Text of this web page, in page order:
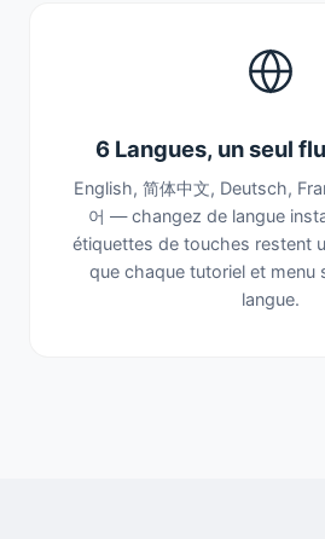
6 Langues, un seul
English, 简体中文, Deutsch,
어 — changez de langue
étiquettes de touches restent
que chaque tutoriel et menu
langue.